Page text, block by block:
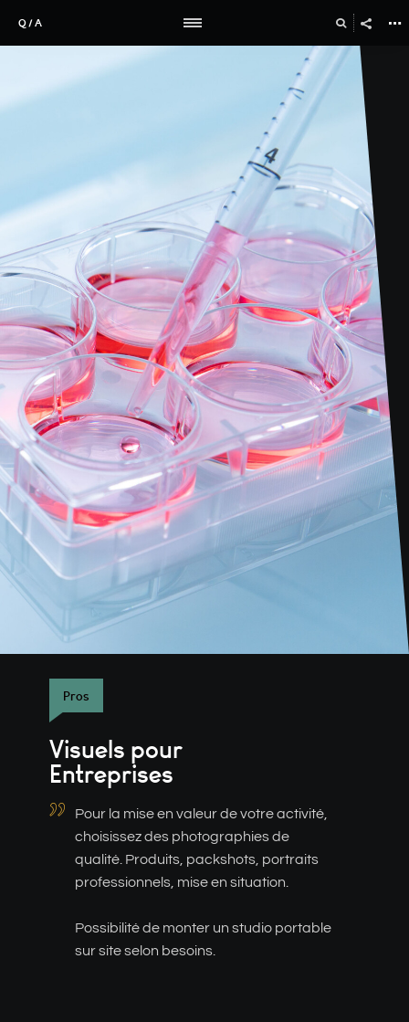
Q / A
Pros
Visuels pour
Entreprises
Pour la mise en valeur de votre activité,
choisissez des photographies de
qualité. Produits, packshots, portraits
professionnels, mise en situation.
Possibilité de monter un studio portable
sur site selon besoins.